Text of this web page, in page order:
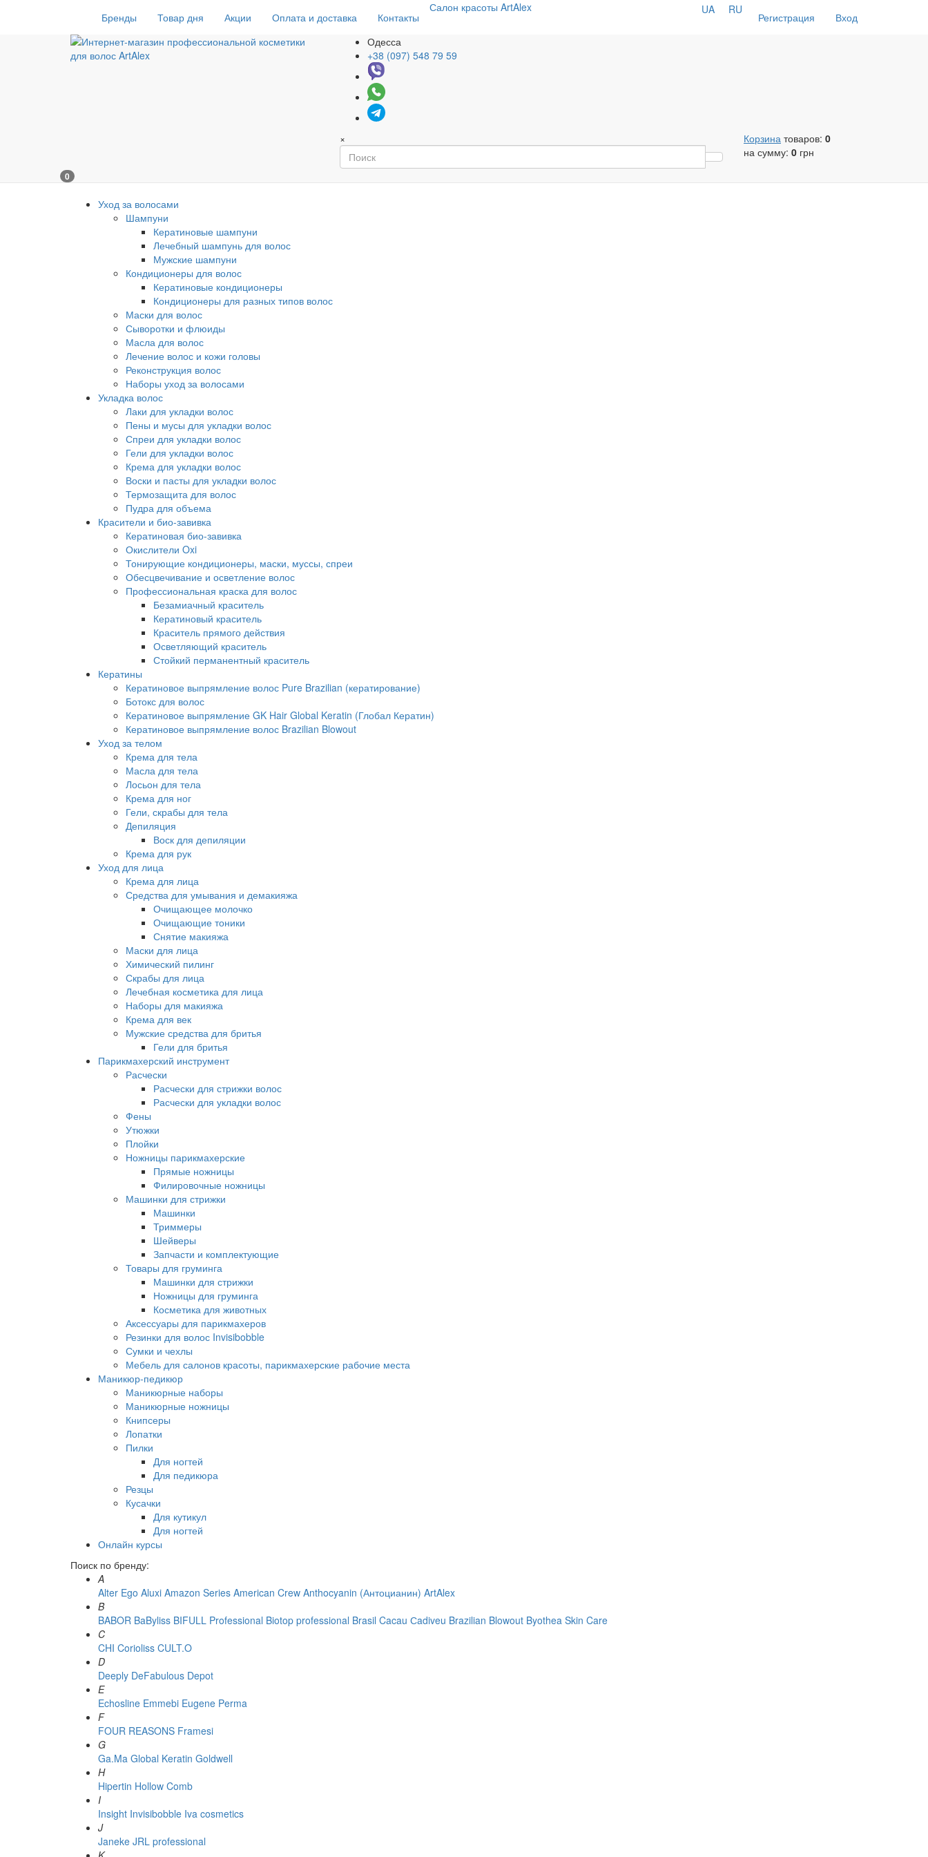
Бренды Товар дня Акции Оплата и доставка Контакты
Салон красоты ArtAlex
Регистрация Вход
UA RU
Одесса
+38 (097) 548 79 59
× Корзина товаров: 0
на сумму: 0 грн
0
Уход за волосами
Шампуни
Кератиновые шампуни
Лечебный шампунь для волос
Мужские шампуни
Кондиционеры для волос
Кератиновые кондиционеры
Кондиционеры для разных типов волос
Маски для волос
Сыворотки и флюиды
Масла для волос
Лечение волос и кожи головы
Реконструкция волос
Наборы уход за волосами
Укладка волос
Лаки для укладки волос
Пены и мусы для укладки волос
Спреи для укладки волос
Гели для укладки волос
Крема для укладки волос
Воски и пасты для укладки волос
Термозащита для волос
Пудра для объема
Красители и био-завивка
Кератиновая био-завивка
Окислители Oxi
Тонирующие кондиционеры, маски, муссы, спреи
Обесцвечивание и осветление волос
Профессиональная краска для волос
Безамиачный краситель
Кератиновый краситель
Краситель прямого действия
Осветляющий краситель
Стойкий перманентный краситель
Кератины
Кератиновое выпрямление волос Pure Brazilian (кератирование)
Ботокс для волос
Кератиновое выпрямление GK Hair Global Keratin (Глобал Кератин)
Кератиновое выпрямление волос Brazilian Blowout
Уход за телом
Крема для тела
Масла для тела
Лосьон для тела
Крема для ног
Гели, скрабы для тела
Депиляция
Воск для депиляции
Крема для рук
Уход для лица
Крема для лица
Средства для умывания и демакияжа
Очищающее молочко
Очищающие тоники
Снятие макияжа
Маски для лица
Химический пилинг
Скрабы для лица
Лечебная косметика для лица
Наборы для макияжа
Крема для век
Мужские средства для бритья
Гели для бритья
Парикмахерский инструмент
Расчески
Расчески для стрижки волос
Расчески для укладки волос
Фены
Утюжки
Плойки
Ножницы парикмахерские
Прямые ножницы
Филировочные ножницы
Машинки для стрижки
Машинки
Триммеры
Шейверы
Запчасти и комплектующие
Товары для груминга
Машинки для стрижки
Ножницы для груминга
Косметика для животных
Аксессуары для парикмахеров
Резинки для волос Invisibobble
Сумки и чехлы
Мебель для салонов красоты, парикмахерские рабочие места
Маникюр-педикюр
Маникюрные наборы
Маникюрные ножницы
Книпсеры
Лопатки
Пилки
Для ногтей
Для педикюра
Резцы
Кусачки
Для кутикул
Для ногтей
Онлайн курсы
Поиск по бренду:
A
Alter Ego Aluxi Amazon Series American Crew Anthocyanin (Антоцианин) ArtAlex
B
BABOR BaByliss BIFULL Professional Biotop professional Brasil Cacau Сadiveu Brazilian Blowout Byothea Skin Care
C
CHI Corioliss CULT.O
D
Deeply DeFabulous Depot
E
Echosline Emmebi Eugene Perma
F
FOUR REASONS Framesi
G
Ga.Ma Global Keratin Goldwell
H
Hipertin Hollow Comb
I
Insight Invisibobble Iva cosmetics
J
Janeke JRL professional